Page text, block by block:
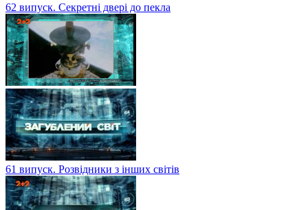
62 випуск. Секретні двері до пекла
61 випуск. Розвідники з інших світів